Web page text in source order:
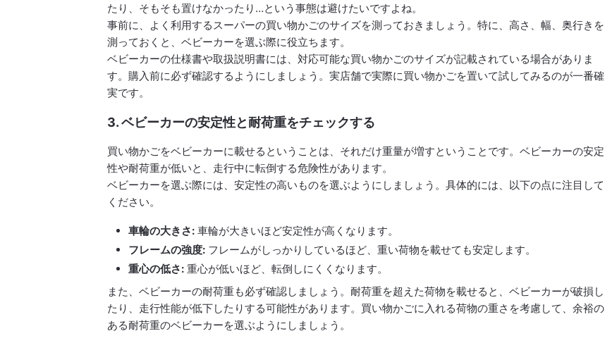
たり、そもそも置けなかったり…という事態は避けたいですよね。
事前に、よく利用するスーパーの買い物かごのサイズを測っておきましょう。特に、高さ、幅、奥行きを
測っておくと、ベビーカーを選ぶ際に役立ちます。
ベビーカーの仕様書や取扱説明書には、対応可能な買い物かごのサイズが記載されている場合がありま
す。購入前に必ず確認するようにしましょう。実店舗で実際に買い物かごを置いて試してみるのが一番確
実です。
3. ベビーカーの安定性と耐荷重をチェックする
買い物かごをベビーカーに載せるということは、それだけ重量が増すということです。ベビーカーの安定
性や耐荷重が低いと、走行中に転倒する危険性があります。
ベビーカーを選ぶ際には、安定性の高いものを選ぶようにしましょう。具体的には、以下の点に注目して
ください。
車輪の大きさ: 車輪が大きいほど安定性が高くなります。
フレームの強度: フレームがしっかりしているほど、重い荷物を載せても安定します。
重心の低さ: 重心が低いほど、転倒しにくくなります。
また、ベビーカーの耐荷重も必ず確認しましょう。耐荷重を超えた荷物を載せると、ベビーカーが破損し
たり、走行性能が低下したりする可能性があります。買い物かごに入れる荷物の重さを考慮して、余裕の
ある耐荷重のベビーカーを選ぶようにしましょう。